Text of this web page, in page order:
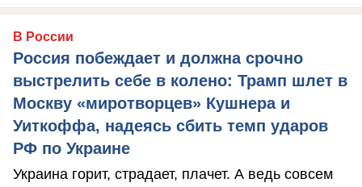
В России
Россия побеждает и должна срочно
выстрелить себе в колено: Трамп шлет в
Москву «миротворцев» Кушнера и
Уиткоффа, надеясь сбить темп ударов
РФ по Украине
Украина горит, страдает, плачет. А ведь совсем